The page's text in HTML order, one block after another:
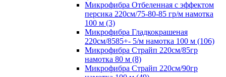
Микрофибра Отбеленная с эффектом
персика 220см/75-80-85 гр/м намотка
100 м (3)
Микрофибра Гладкокрашеная
220см/8585+- 5/м намотка 100 м (106)
Микрофибра Страйп 220см/85гр
намотка 80 м (8)
Микрофибра Страйп 220см/90гр